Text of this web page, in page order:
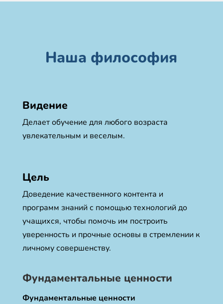
Наша философия
Видение
Делает обучение для любого возраста
увлекательным и веселым.
Цель
Доведение качественного контента и
программ знаний с помощью технологий до
учащихся, чтобы помочь им построить
уверенность и прочные основы в стремлении к
личному совершенству.
Фундаментальные ценности
Фундаментальные ценности